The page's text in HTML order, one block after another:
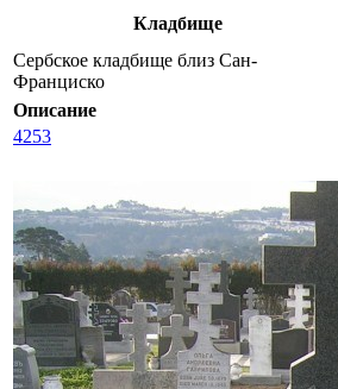
Кладбище
Сербское кладбище близ Сан-
Франциско
Описание
4253